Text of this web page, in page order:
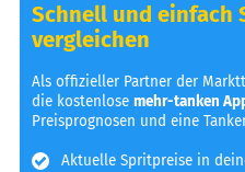
Schnell und einfach
vergleichen
Als offizieller Partner der
die kostenlosemehr-tanken
Preisprognosen und eine
Aktuelle Spritpreise in